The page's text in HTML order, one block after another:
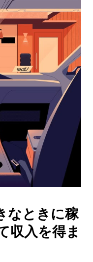
なときに稼
収入を得ま